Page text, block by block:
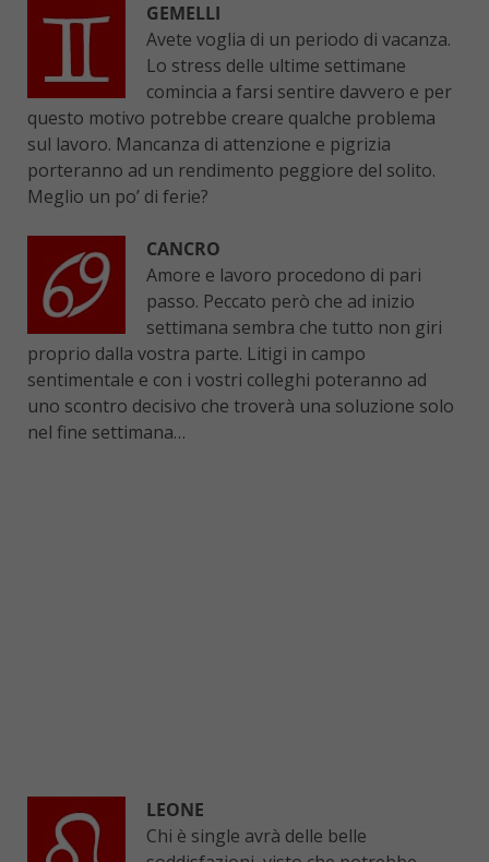
GEMELLI
Avete voglia di un periodo di vacanza.
Lo stress delle ultime settimane
comincia a farsi sentire davvero e per
questo motivo potrebbe creare qualche problema
sul lavoro. Mancanza di attenzione e pigrizia
porteranno ad un rendimento peggiore del solito.
Meglio un po’ di ferie?
CANCRO
Amore e lavoro procedono di pari
passo. Peccato però che ad inizio
settimana sembra che tutto non giri
proprio dalla vostra parte. Litigi in campo
sentimentale e con i vostri colleghi poteranno ad
uno scontro decisivo che troverà una soluzione solo
nel fine settimana…
LEONE
Chi è single avrà delle belle